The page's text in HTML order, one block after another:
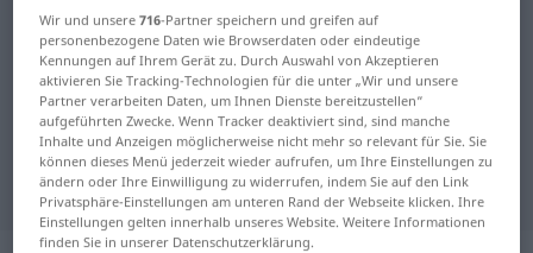
Deutsch-Tschechisch Übersetzung
für "wachsam"
"wachsam" Tschechisch
Übersetzung
Wir und unsere716-Partner speichern und greifen auf
personenbezogene Daten wie Browserdaten oder eindeutige
Kennungen auf Ihrem Gerät zu. Durch Auswahl von Akzeptieren
aktivieren Sie Tracking-Technologien für die unter „Wir und unsere
Partner verarbeiten Daten, um Ihnen Dienste bereitzustellen“
aufgeführten Zwecke. Wenn Tracker deaktiviert sind, sind manche
Inhalte und Anzeigen möglicherweise nicht mehr so relevant für Sie. Sie
können dieses Menü jederzeit wieder aufrufen, um Ihre Einstellungen zu
ändern oder Ihre Einwilligung zu widerrufen, indem Sie auf den Link
Privatsphäre-Einstellungen am unteren Rand der Webseite klicken. Ihre
Einstellungen gelten innerhalb unseres Website. Weitere Informationen
finden Sie in unserer Datenschutzerklärung.